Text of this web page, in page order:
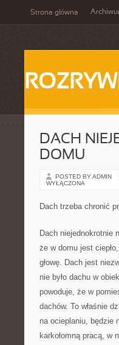
Strona główna
DACH
DOMU
POSTED BY ADMIN
WYŁĄCZONA
Dach trzeba chronić
Dach niejednokrotnie
że w domu jest
głowę. Dach jest
nie było dachu w
powoduje, że w
dachów. To właśnie
na ocieplaniu, będzie
karkołomną pracą, w